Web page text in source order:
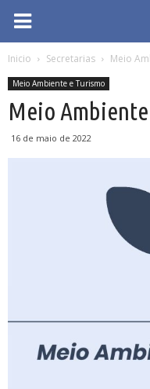
Inicio Secretarias Meio
Meio Ambiente e Turismo
Meio
16 de maio de 2022